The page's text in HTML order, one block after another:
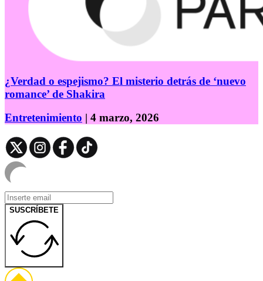
¿Verdad o espejismo? El misterio detrás de ‘nuevo
romance’ de Shakira
Entretenimiento | 4 marzo, 2026
SUSCRÍBETE